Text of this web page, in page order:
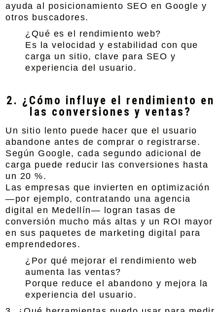
ayuda al posicionamiento SEO en Google y
otros buscadores.
¿Qué es el rendimiento web?
Es la velocidad y estabilidad con que
carga un sitio, clave para SEO y
experiencia del usuario.
2. ¿Cómo influye el rendimiento en
las conversiones y ventas?
Un sitio lento puede hacer que el usuario
abandone antes de comprar o registrarse.
Según Google, cada segundo adicional de
carga puede reducir las conversiones hasta
un 20 %.
Las empresas que invierten en optimización
—por ejemplo, contratando una agencia
digital en Medellín— logran tasas de
conversión mucho más altas y un ROI mayor
en sus paquetes de marketing digital para
emprendedores.
¿Por qué mejorar el rendimiento web
aumenta las ventas?
Porque reduce el abandono y mejora la
experiencia del usuario.